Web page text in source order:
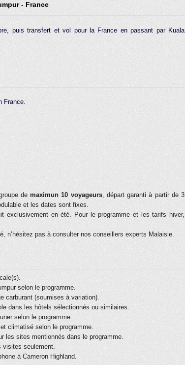
- France
puis transfert et vol pour la France en passant par Kuala
France.
demaximun 10 voyageurs, départ garanti à partir de 3
et les dates sont fixes.
exclusivement en été. Pour le programme et les tarifs hiver,
n’hésitez pas à consulter nos conseillers experts Malaisie.
selon le programme.
carburant (soumises à variation).
dans les hôtels sélectionnés ou similaires.
selon le programme.
climatisé selon le programme.
les sites mentionnés dans le programme.
visites seulement.
à Cameron Highland.